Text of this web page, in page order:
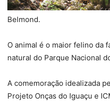
Belmond.
O animal é o maior felino da
natural do Parque Nacional
A comemoração idealizada
Projeto Onças do Iguaçu e